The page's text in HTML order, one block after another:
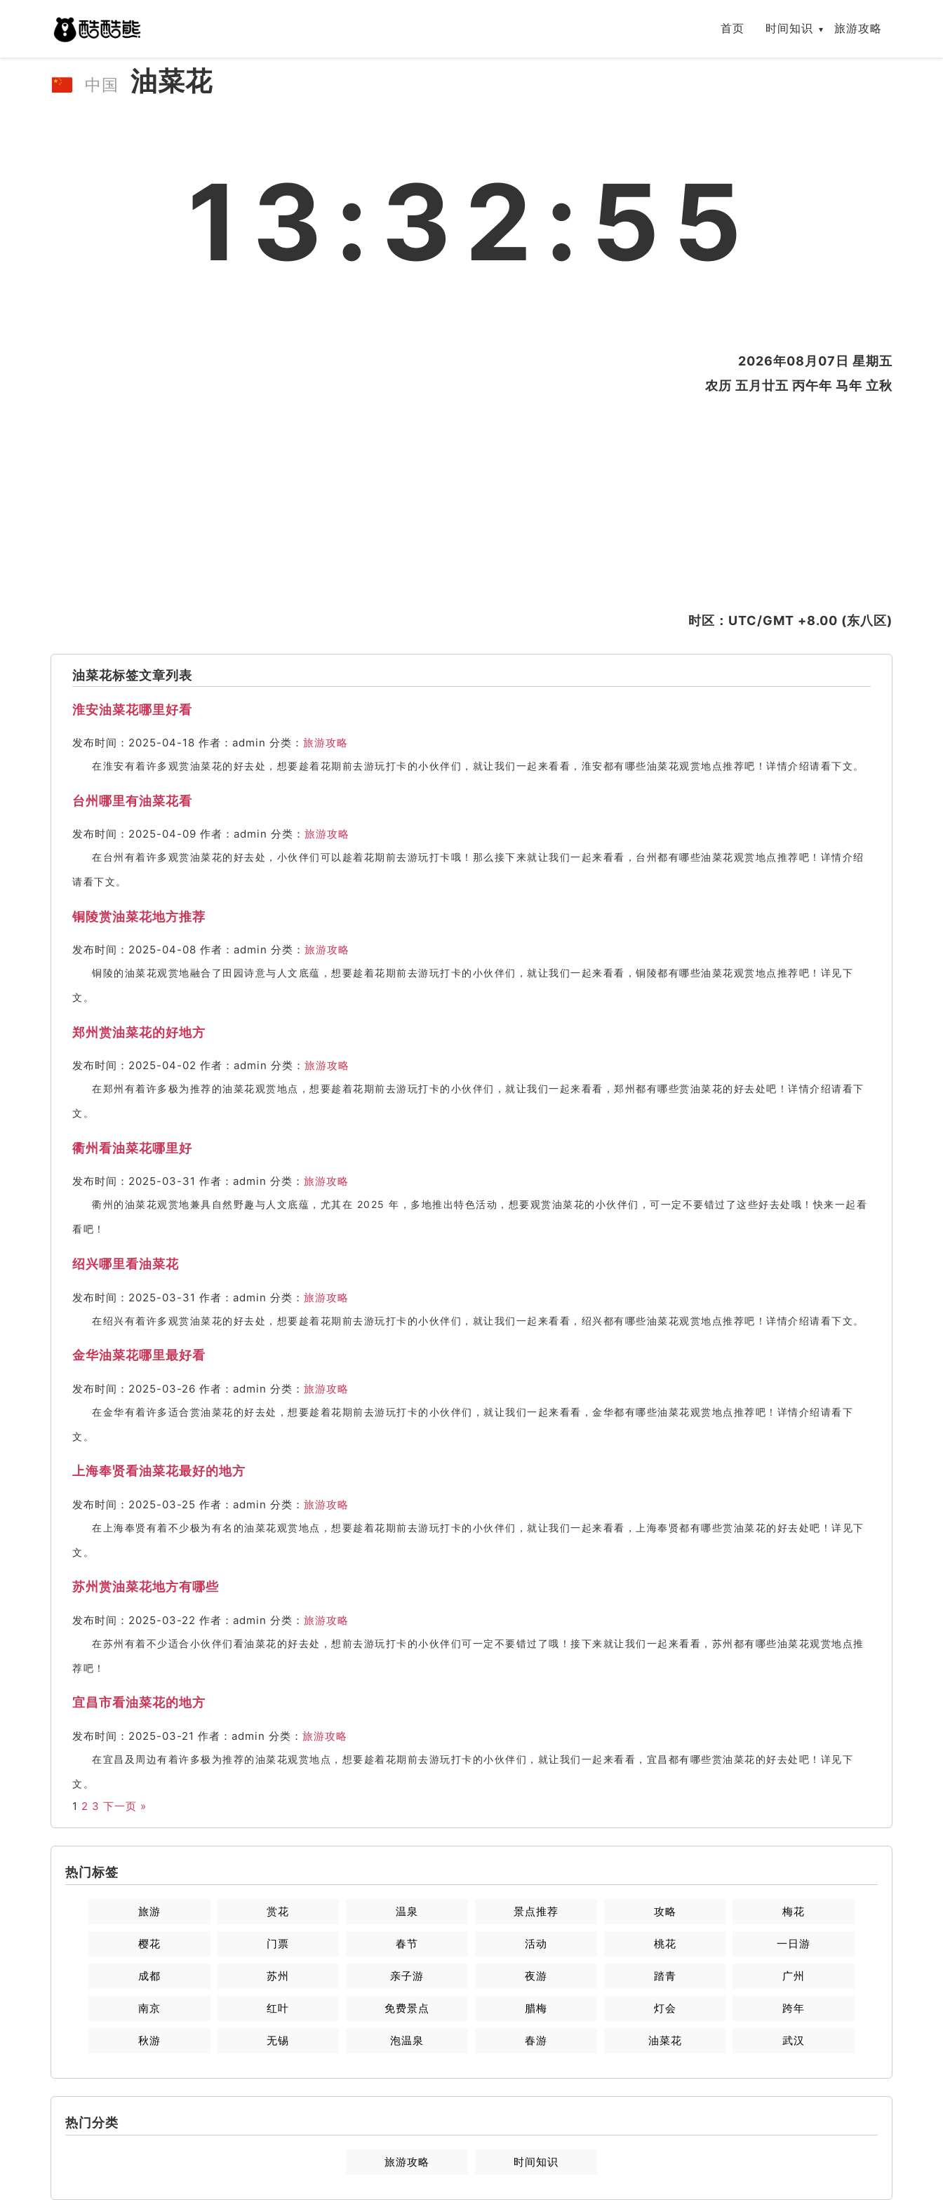
首页 时间知识 旅游攻略
中国 油菜花
13:32:56
2026年08月07日 星期五
农历 五月廿五 丙午年 马年 立秋
时区：UTC/GMT +8.00 (东八区)
油菜花标签文章列表
淮安油菜花哪里好看
发布时间：2025-04-18 作者：admin 分类： 旅游攻略
在淮安有着许多观赏油菜花的好去处，想要趁着花期前去游玩打卡的小伙伴们，就让我们一起来看看，淮安都有哪些油菜花观赏地点推荐吧！详情介绍请看下文。
台州哪里有油菜花看
发布时间：2025-04-09 作者：admin 分类： 旅游攻略
在台州有着许多观赏油菜花的好去处，小伙伴们可以趁着花期前去游玩打卡哦！那么接下来就让我们一起来看看，台州都有哪些油菜花观赏地点推荐吧！详情介绍
请看下文。
铜陵赏油菜花地方推荐
发布时间：2025-04-08 作者：admin 分类： 旅游攻略
铜陵的油菜花观赏地融合了田园诗意与人文底蕴，想要趁着花期前去游玩打卡的小伙伴们，就让我们一起来看看，铜陵都有哪些油菜花观赏地点推荐吧！详见下
文。
郑州赏油菜花的好地方
发布时间：2025-04-02 作者：admin 分类： 旅游攻略
在郑州有着许多极为推荐的油菜花观赏地点，想要趁着花期前去游玩打卡的小伙伴们，就让我们一起来看看，郑州都有哪些赏油菜花的好去处吧！详情介绍请看下
文。
衢州看油菜花哪里好
发布时间：2025-03-31 作者：admin 分类： 旅游攻略
衢州的油菜花观赏地兼具自然野趣与人文底蕴，尤其在 2025 年，多地推出特色活动，想要观赏油菜花的小伙伴们，可一定不要错过了这些好去处哦！快来一起看
看吧！
绍兴哪里看油菜花
发布时间：2025-03-31 作者：admin 分类： 旅游攻略
在绍兴有着许多观赏油菜花的好去处，想要趁着花期前去游玩打卡的小伙伴们，就让我们一起来看看，绍兴都有哪些油菜花观赏地点推荐吧！详情介绍请看下文。
金华油菜花哪里最好看
发布时间：2025-03-26 作者：admin 分类： 旅游攻略
在金华有着许多适合赏油菜花的好去处，想要趁着花期前去游玩打卡的小伙伴们，就让我们一起来看看，金华都有哪些油菜花观赏地点推荐吧！详情介绍请看下
文。
上海奉贤看油菜花最好的地方
发布时间：2025-03-25 作者：admin 分类： 旅游攻略
在上海奉贤有着不少极为有名的油菜花观赏地点，想要趁着花期前去游玩打卡的小伙伴们，就让我们一起来看看，上海奉贤都有哪些赏油菜花的好去处吧！详见下
文。
苏州赏油菜花地方有哪些
发布时间：2025-03-22 作者：admin 分类： 旅游攻略
在苏州有着不少适合小伙伴们看油菜花的好去处，想前去游玩打卡的小伙伴们可一定不要错过了哦！接下来就让我们一起来看看，苏州都有哪些油菜花观赏地点推
荐吧！
宜昌市看油菜花的地方
发布时间：2025-03-21 作者：admin 分类： 旅游攻略
在宜昌及周边有着许多极为推荐的油菜花观赏地点，想要趁着花期前去游玩打卡的小伙伴们，就让我们一起来看看，宜昌都有哪些赏油菜花的好去处吧！详见下
文。
1 2 3 下一页 »
热门标签
旅游 赏花 温泉 景点推荐 攻略 梅花
樱花 门票 春节 活动 桃花 一日游
成都 苏州 亲子游 夜游 踏青 广州
南京 红叶 免费景点 腊梅 灯会 跨年
秋游 无锡 泡温泉 春游 油菜花 武汉
热门分类
旅游攻略 时间知识